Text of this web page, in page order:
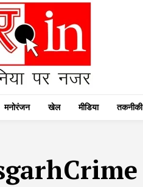
मनोरंजन खेल मीडिया तकनीकी